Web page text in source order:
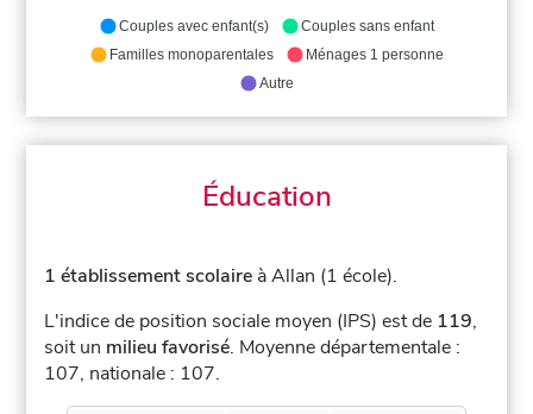
Couples avec enfant(s)
Couples sans enfant
Familles monoparentales
Ménages 1 personne
Autre
Éducation
1 établissement scolaire à Allan (1 école).
L'indice de position sociale moyen (IPS) est de 119,
soit un milieu favorisé. Moyenne départementale :
107, nationale : 107.